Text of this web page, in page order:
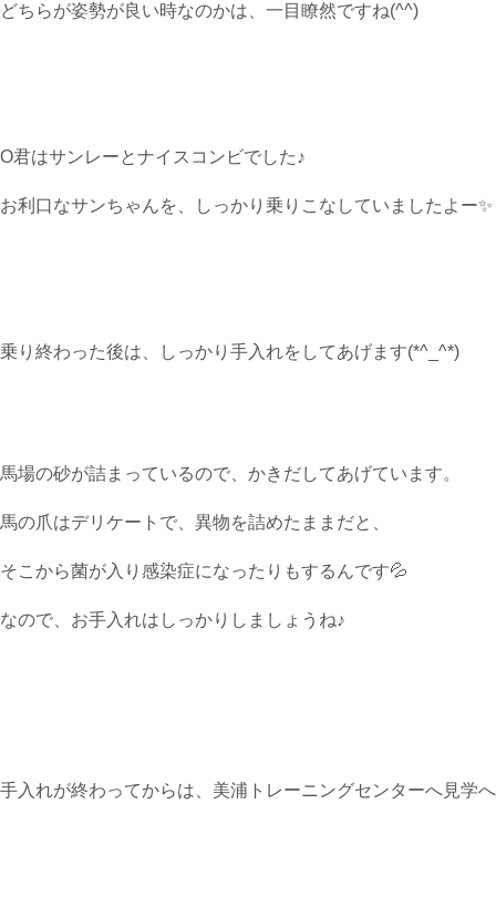
どちらが姿勢が良い時なのかは、一目瞭然ですね(^^)
O君はサンレーとナイスコンビでした♪
お利口なサンちゃんを、しっかり乗りこなしていましたよー✨
乗り終わった後は、しっかり手入れをしてあげます(*^_^*)
馬場の砂が詰まっているので、かきだしてあげています。
馬の爪はデリケートで、異物を詰めたままだと、
そこから菌が入り感染症になったりもするんです💦
なので、お手入れはしっかりしましょうね♪
手入れが終わってからは、美浦トレーニングセンターへ見学